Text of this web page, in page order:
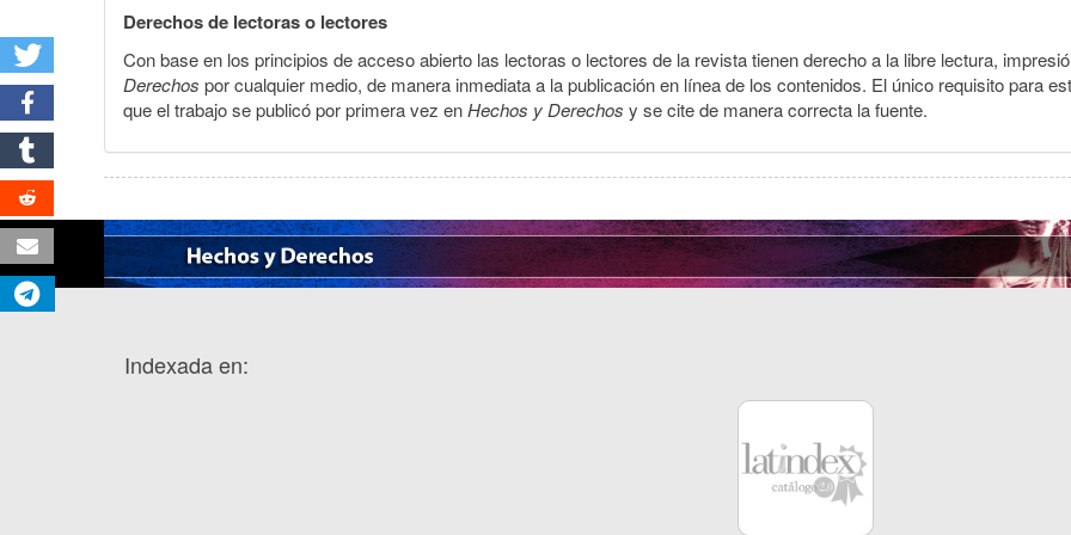
Derechos de lectoras o lectores
Con base en los principios de acceso abierto las lectoras o lectores de la revista tienen derecho a la libre lectura,
Derechos por cualquier medio, de manera inmediata a la publicación en línea de los contenidos. El único requisito para
que el trabajo se publicó por primera vez enHechos y Derechos y se cite de manera correcta la fuente.
Indexada en: